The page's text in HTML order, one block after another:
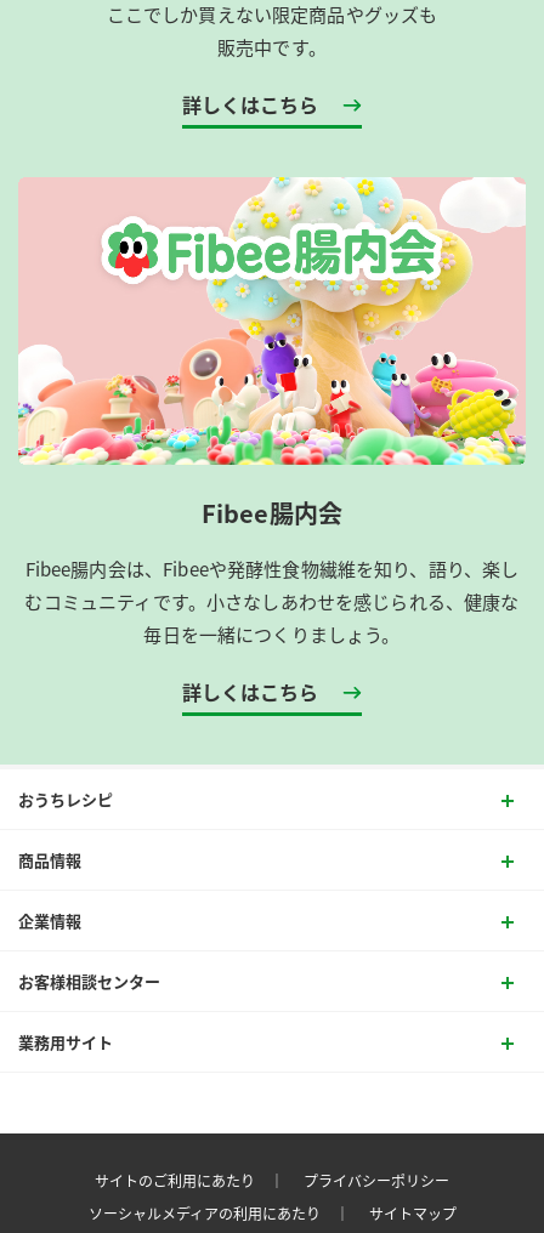
ここでしか買えない限定商品やグッズも
販売中です。
詳しくはこちら
Fibee腸内会
Fibee腸内会は、​Fibeeや発酵性食物繊維を知り、語り、楽し
むコミュニティです。​小さなしあわせを感じられる、健康な
毎日を一緒につくりましょう。
詳しくはこちら
おうちレシピ
商品情報
企業情報
お客様相談センター
業務用サイト
サイトのご利用にあたり ｜
プライバシーポリシー
ソーシャルメディアの利用にあたり ｜
サイトマップ